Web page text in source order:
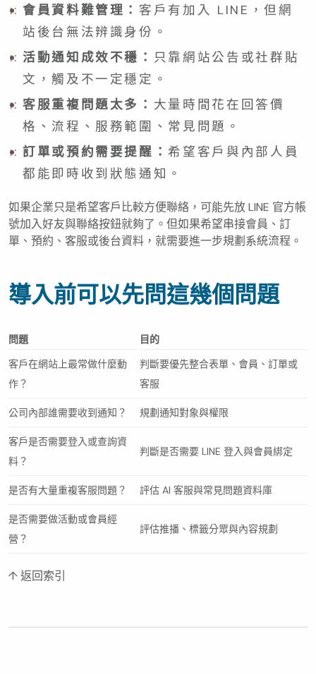
會員資料難管理： 客戶有加入 LINE，但網
站後台無法辨識身份。
活動通知成效不穩： 只靠網站公告或社群貼
文，觸及不一定穩定。
客服重複問題太多： 大量時間花在回答價
格、流程、服務範圍、常見問題。
訂單或預約需要提醒： 希望客戶與內部人員
都能即時收到狀態通知。
如果企業只是希望客戶比較方便聯絡，可能先放 LINE 官方帳
號加入好友與聯絡按鈕就夠了。但如果希望串接會員、訂
單、預約、客服或後台資料，就需要進一步規劃系統流程。
導入前可以先問這幾個問題
問題
目的
客戶在網站上最常做什麼動
作？
判斷要優先整合表單、會員、訂單或
客服
公司內部誰需要收到通知？ 規劃通知對象與權限
客戶是否需要登入或查詢資
料？
判斷是否需要 LINE 登入與會員綁定
是否有大量重複客服問題？ 評估 AI 客服與常見問題資料庫
是否需要做活動或會員經
營？
評估推播、標籤分眾與內容規劃
↑ 返回索引